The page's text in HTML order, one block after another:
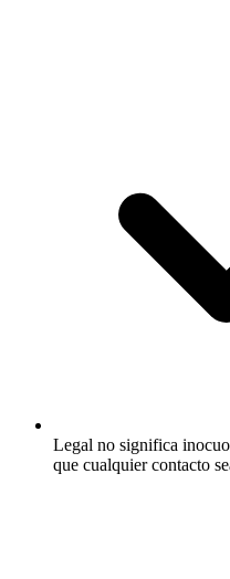
Legal no significa
que cualquier contacto